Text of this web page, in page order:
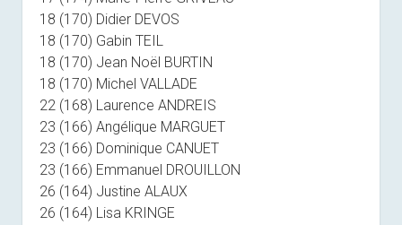
18 (170) Didier DEVOS
18 (170) Gabin TEIL
18 (170) Jean Noël BURTIN
18 (170) Michel VALLADE
22 (168) Laurence ANDREIS
23 (166) Angélique MARGUET
23 (166) Dominique CANUET
23 (166) Emmanuel DROUILLON
26 (164) Justine ALAUX
26 (164) Lisa KRINGE